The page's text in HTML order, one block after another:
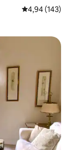
Prosečna
4,94 (143)